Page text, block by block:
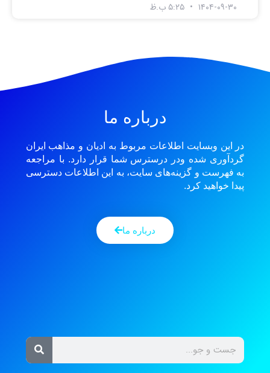
۱۴۰۴-۰۹-۳۰
درباره ما
در این وبسایت اطلاعات مربوط به ادیان و مذاهب ایران
گردآوری شده ودر درسترس شما قرار دارد. با مراجعه
به فهرست و گزینه‌های سایت، به این اطلاعات دسترسی
پیدا خواهید کرد.
درباره ما